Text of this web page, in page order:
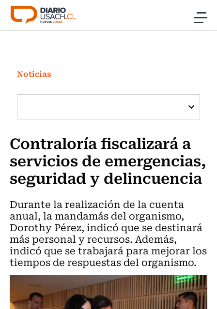
Click acá para ir directamente al contenido
Investigación
Cultura
Programas Radio y TV Usach
Noticias
Contraloría fiscalizará a
servicios de emergencias,
seguridad y delincuencia
Durante la realización de la cuenta
anual, la mandamás del organismo,
Dorothy Pérez, indicó que se destinará
más personal y recursos. Además,
indicó que se trabajará para mejorar los
tiempos de respuestas del organismo.